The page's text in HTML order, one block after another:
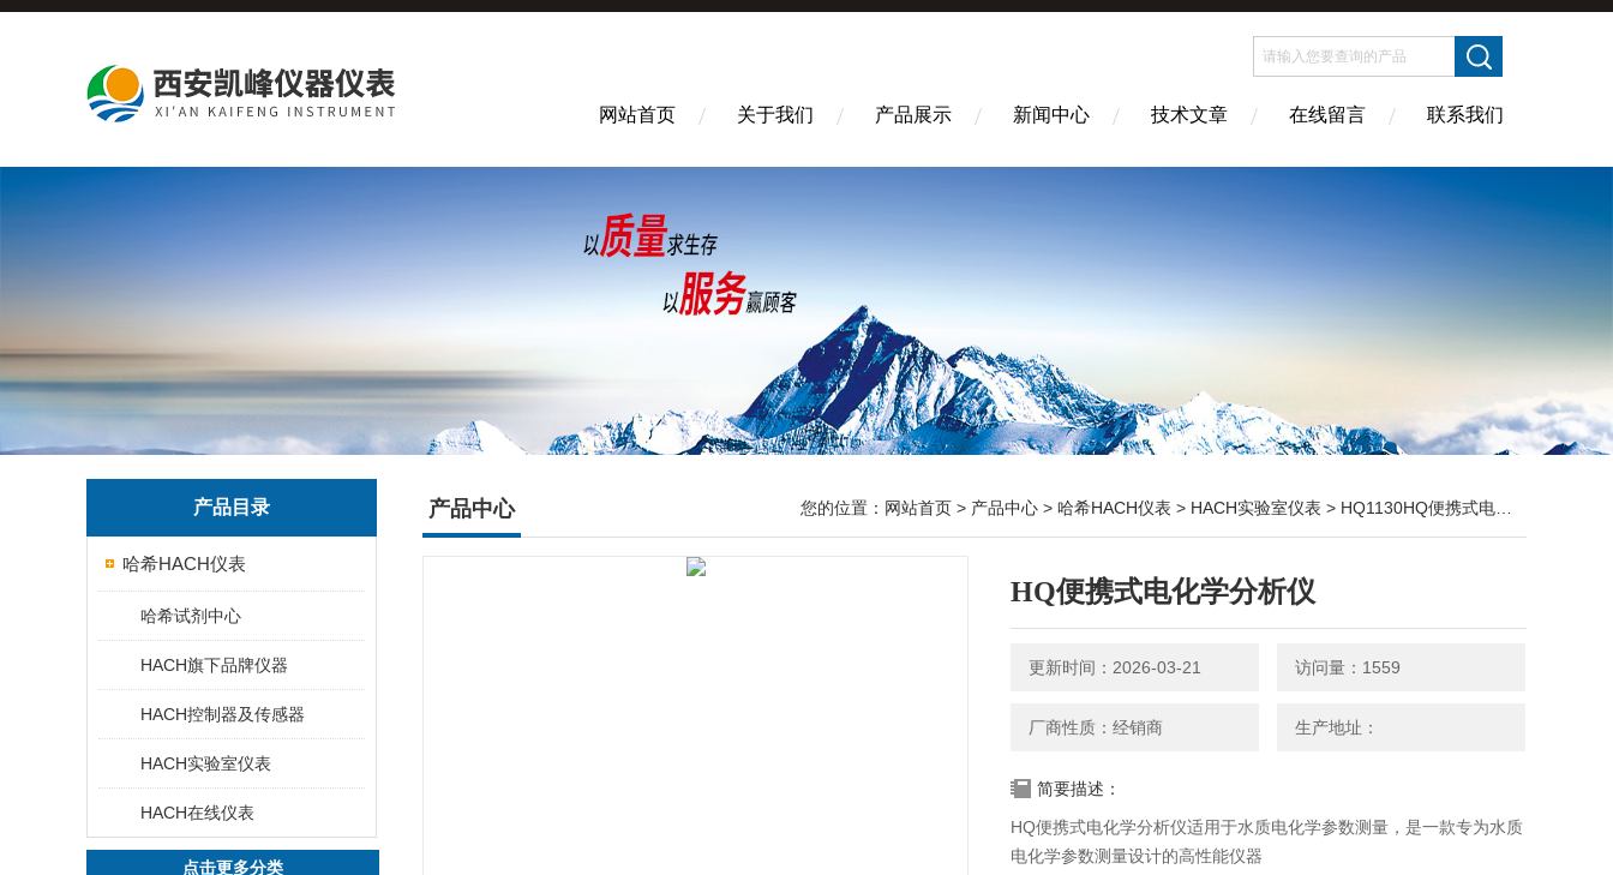
网站首页 关于我们 产品展示 新闻中心 技术文章 在线留言 联系我们
产品目录
哈希HACH仪表
哈希试剂中心
HACH旗下品牌仪器
HACH控制器及传感器
HACH实验室仪表
HACH在线仪表
点击更多分类
产品中心 您的位置： 网站首页 > 产品中心 > 哈希HACH仪表 > HACH实验室仪表 > HQ1130HQ便携式电化学分析仪
HQ便携式电化学分析仪
更新时间：2026-03-21 访问量：1559
厂商性质：经销商 生产地址：
简要描述：
HQ便携式电化学分析仪适用于水质电化学参数测量，是一款专为水质
电化学参数测量设计的高性能仪器